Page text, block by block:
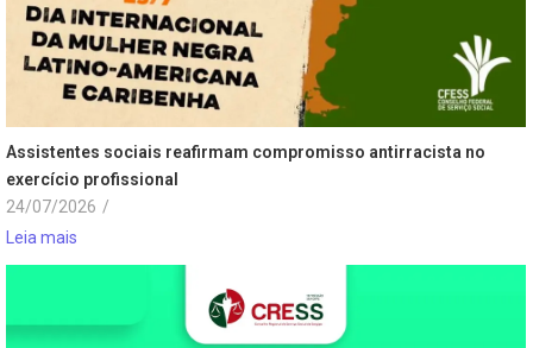
Assistentes sociais reafirmam compromisso antirracista no
exercício profissional
24/07/2026 /
Leia mais